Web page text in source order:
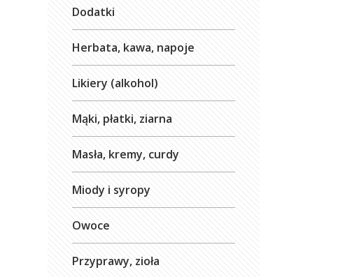
Dodatki
Herbata, kawa, napoje
Likiery (alkohol)
Mąki, płatki, ziarna
Masła, kremy, curdy
Miody i syropy
Owoce
Przyprawy, zioła